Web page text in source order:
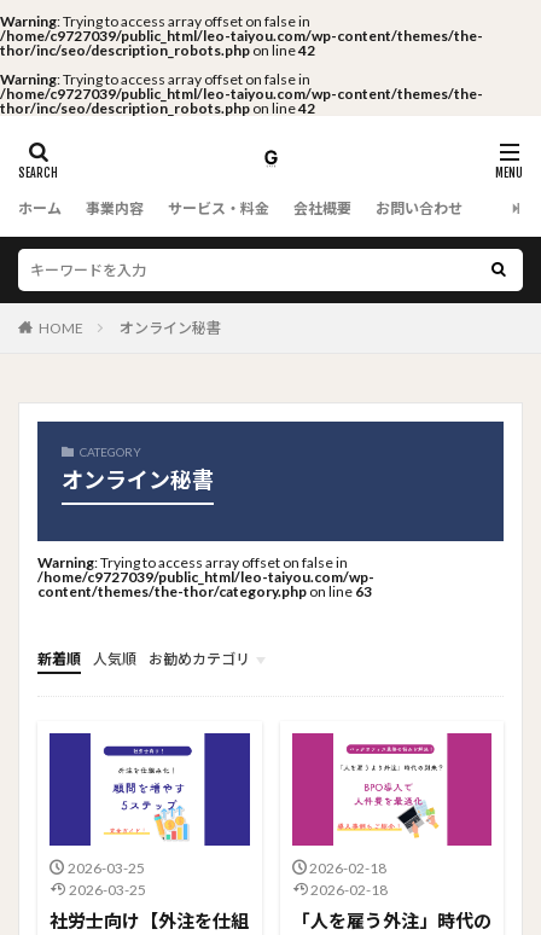
Warning: Trying to access array offset on false in
/home/c9727039/public_html/leo-taiyou.com/wp-content/themes/the-
thor/inc/seo/description_robots.php on line42
Warning: Trying to access array offset on false in
/home/c9727039/public_html/leo-taiyou.com/wp-content/themes/the-
thor/inc/seo/description_robots.php on line42
ホーム 事業内容 サービス・料金 会社概要 お問い合わせ
HOME オンライン秘書
CATEGORY
オンライン秘書
Warning: Trying to access array offset on false in
/home/c9727039/public_html/leo-taiyou.com/wp-
content/themes/the-thor/category.php on line 63
新着順 人気順
お勧めカテゴリ
トップメニュー
ソーシャルリンクメニュー
コンサルタント
2026-03-25
2026-03-25
社労士向け【外注を仕組
2026-02-18
2026-02-18
「人を雇う外注」時代の